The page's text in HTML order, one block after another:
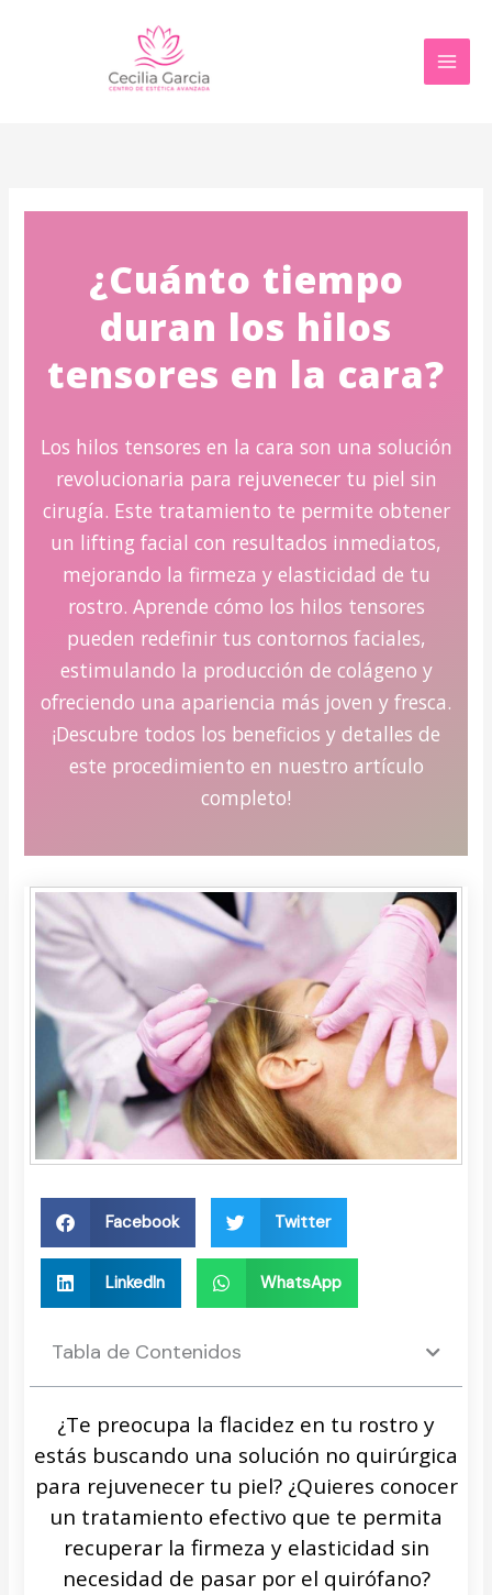
¿Cuánto tiempo
duran los hilos
tensores en la cara?
Los hilos tensores en la cara son una solución
revolucionaria para rejuvenecer tu piel sin
cirugía. Este tratamiento te permite obtener
un lifting facial con resultados inmediatos,
mejorando la firmeza y elasticidad de tu
rostro. Aprende cómo los hilos tensores
pueden redefinir tus contornos faciales,
estimulando la producción de colágeno y
ofreciendo una apariencia más joven y fresca.
¡Descubre todos los beneficios y detalles de
este procedimiento en nuestro artículo
completo!
Facebook Twitter
LinkedIn WhatsApp
Tabla de Contenidos
¿Te preocupa la flacidez en tu rostro y
estás buscando una solución no quirúrgica
para rejuvenecer tu piel? ¿Quieres conocer
un tratamiento efectivo que te permita
recuperar la firmeza y elasticidad sin
necesidad de pasar por el quirófano?